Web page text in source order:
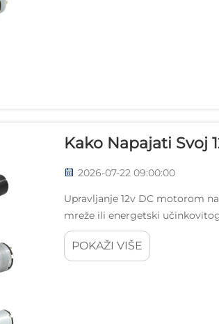
Kako Napajati Svoj
2026-07-22 09:00:00
Upravljanje 12v DC motorom
mreže ili energetski
mehanizam ili poljoprivredni
POKAŽI VIŠE